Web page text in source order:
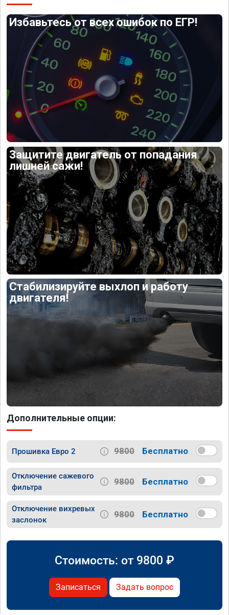
Избавьтесь от всех ошибок по ЕГР!
Защитите двигатель от попадания
лишней сажи!
Стабилизируйте выхлоп и работу
двигателя!
Дополнительные опции:
Прошивка Евро 2 9800 Бесплатно
Отключение сажевого
фильтра
9800 Бесплатно
Отключение вихревых
заслонок
9800 Бесплатно
Стоимость: от 9800 ₽
Записаться Задать вопрос